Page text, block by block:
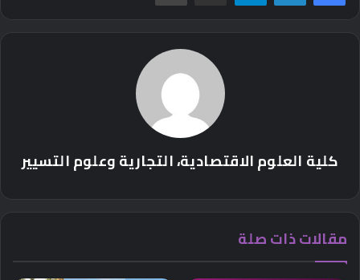
كلية العلوم الاقتصادية، التجارية وعلوم التسيير
مقالات ذات صلة